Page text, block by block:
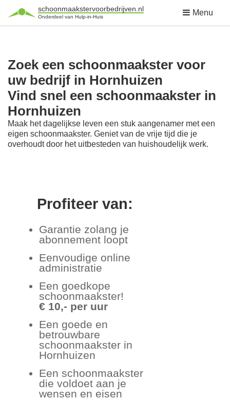
schoonmaakstervoorbedrijven.nl
Onderdeel van Hulp-in-Huis Menu
Zoek een schoonmaakster voor
uw bedrijf in Hornhuizen
Vind snel een schoonmaakster in
Hornhuizen
Maak het dagelijkse leven een stuk aangenamer met een
eigen schoonmaakster. Geniet van de vrije tijd die je
overhoudt door het uitbesteden van huishoudelijk werk.
Profiteer van:
Garantie zolang je
abonnement loopt
Eenvoudige online
administratie
Een goedkope
schoonmaakster!
€ 10,- per uur
Een goede en
betrouwbare
schoonmaakster in
Hornhuizen
Een schoonmaakster
die voldoet aan je
wensen en eisen